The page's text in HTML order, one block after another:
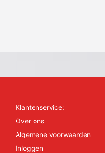
Klantenservice:
Over ons
Algemene voorwaarden
Inloggen